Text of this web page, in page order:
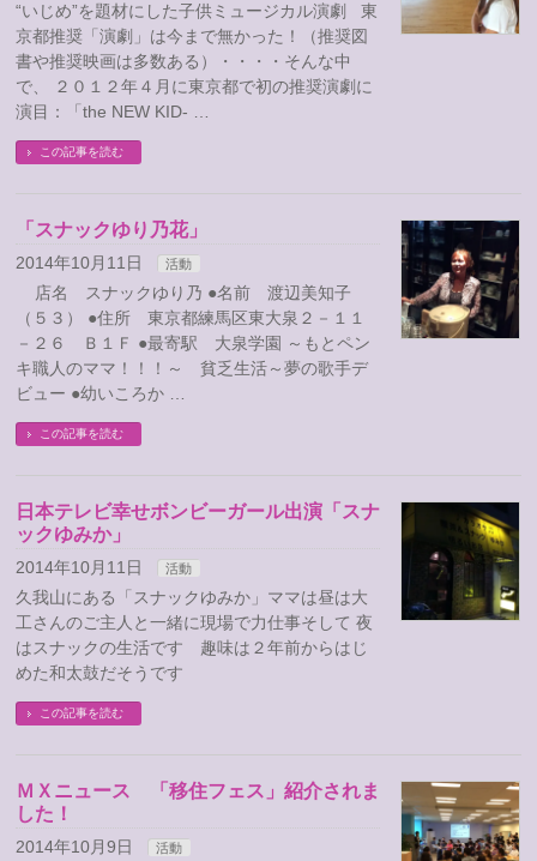
“いじめ”を題材にした子供ミュージカル演劇 東
京都推奨「演劇」は今まで無かった！（推奨図
書や推奨映画は多数ある）・・・・そんな中
で、 ２０１２年４月に東京都で初の推奨演劇に
演目：「the NEW KID- …
この記事を読む
「スナックゆり乃花」
2014年10月11日 活動
店名 スナックゆり乃 ●名前 渡辺美知子
（５３） ●住所 東京都練馬区東大泉２－１１
－２６ Ｂ１Ｆ ●最寄駅 大泉学園 ～もとペン
キ職人のママ！！！～ 貧乏生活～夢の歌手デ
ビュー ●幼いころか …
この記事を読む
日本テレビ幸せボンビーガール出演「スナ
ックゆみか」
2014年10月11日 活動
久我山にある「スナックゆみか」ママは昼は大
工さんのご主人と一緒に現場で力仕事そして 夜
はスナックの生活です 趣味は２年前からはじ
めた和太鼓だそうです
この記事を読む
ＭＸニュース 「移住フェス」紹介されま
した！
2014年10月9日 活動